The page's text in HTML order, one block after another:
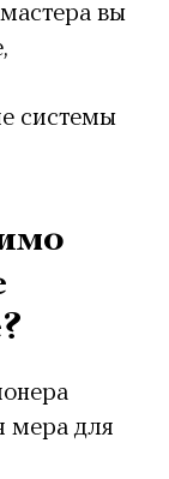
вы
системы
мера для